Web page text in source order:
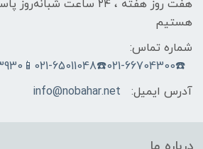
هفت روز هفته ، ۲۴ ساعت
هستیم
شماره تماس:
☎️021-66704300☎️021-65011048📱09122903930
آدرس ایمیل:
info@nobahar.net